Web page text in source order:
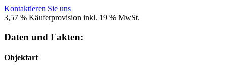
Kontaktieren Sie uns
3,57 % Käuferprovision inkl. 19 % MwSt.
Daten und Fakten:
Objektart